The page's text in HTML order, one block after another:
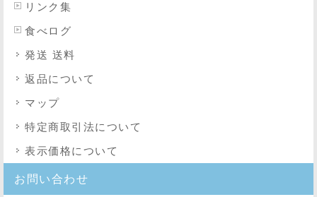
リンク集
食べログ
発送 送料
返品について
マップ
特定商取引法について
表示価格について
お問い合わせ